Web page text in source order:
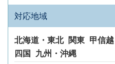
対応地域
北海道・東北 関東 甲信
四国 九州・沖縄